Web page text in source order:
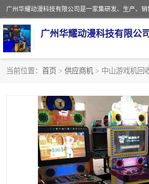
广州华耀动漫科技有限公司
当前位置： 首页 > 供应商机 > 中山游戏机回
赛车回收 电玩
模拟机回收 儿童
游戏厅回收 *机回